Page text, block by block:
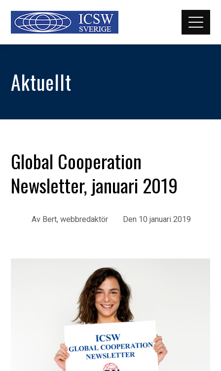
Aktuellt
Global Cooperation
Newsletter, januari 2019
Av Bert, webbredaktör Den 10 januari 2019